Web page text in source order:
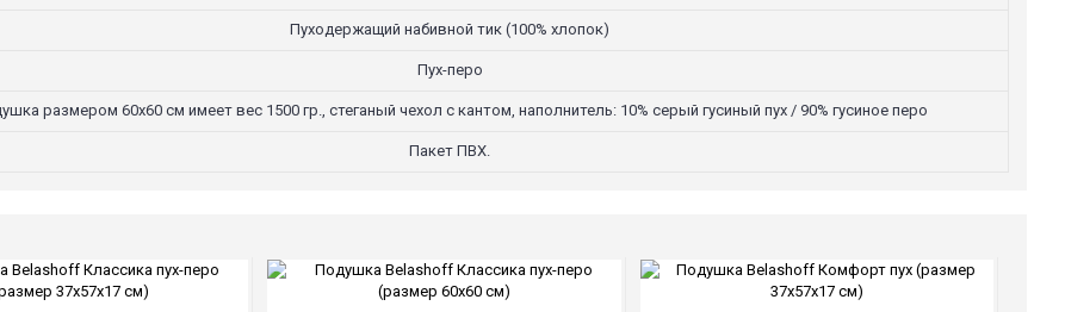
Пуходержащий набивной тик (100% хлопок)
Пух-перо
размером 60х60 см имеет вес 1500 гр., стеганый чехол с кантом, наполнитель: 10% серый гусиный пух / 90% гусиное перо
Пакет ПВХ.